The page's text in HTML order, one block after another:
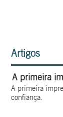
Artigos
A primeira
A primeira
confiança.